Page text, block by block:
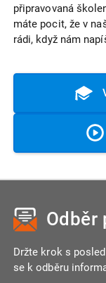
připravovaná
máte pocit, že v
rádi, když nám
Odběr
Držte krok s
se k odběru